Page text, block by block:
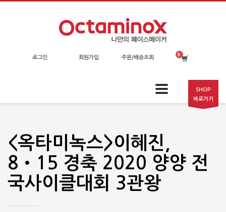
로그인 회원가입 주문/배송조회
SHOP
바로가기
<옥타미녹스>이혜진,
8•15 경축 2020 양양 전
국사이클대회 3관왕